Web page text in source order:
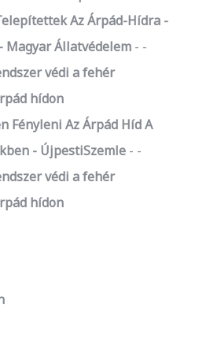
Az Árpád-Hídra -
Magyar Állatvédelem
-
védi a fehér
hídon
Fényleni Az Árpád Híd A
- ÚjpestiSzemle
-
védi a fehér
hídon